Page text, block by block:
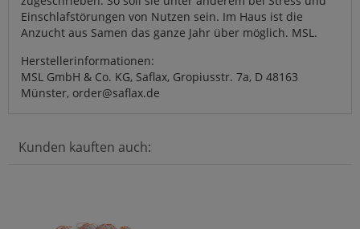
Einschlafstörungen von Nutzen sein. Im Haus ist die
Anzucht aus Samen das ganze Jahr über möglich. MSL.
Herstellerinformationen:
MSL GmbH & Co. KG, Saflax, Gropiusstr. 7a, D 48163
Münster, order@saflax.de
Kunden kauften auch: